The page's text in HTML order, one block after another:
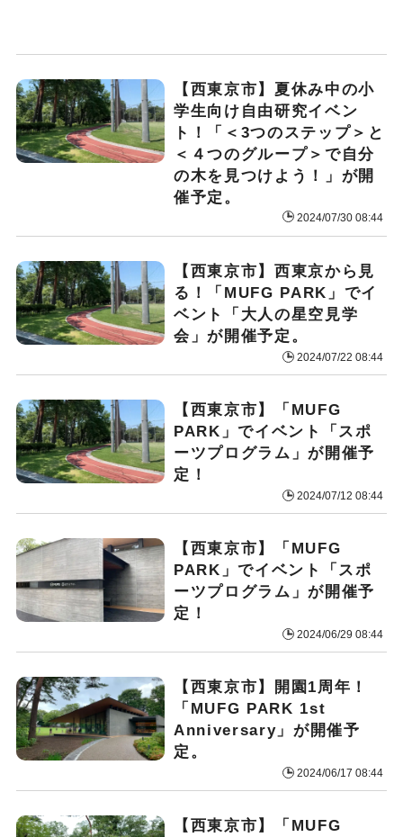
【西東京市】夏休み中の小
学生向け自由研究イベン
ト！「＜3つのステップ＞と
＜４つのグループ＞で自分
の木を見つけよう！」が開
催予定。
2024/07/30 08:44
【西東京市】西東京から見
る！「MUFG PARK」でイ
ベント「大人の星空見学
会」が開催予定。
2024/07/22 08:44
【西東京市】「MUFG
PARK」でイベント「スポ
ーツプログラム」が開催予
定！
2024/07/12 08:44
【西東京市】「MUFG
PARK」でイベント「スポ
ーツプログラム」が開催予
定！
2024/06/29 08:44
【西東京市】開園1周年！
「MUFG PARK 1st
Anniversary」が開催予
定。
2024/06/17 08:44
【西東京市】「MUFG